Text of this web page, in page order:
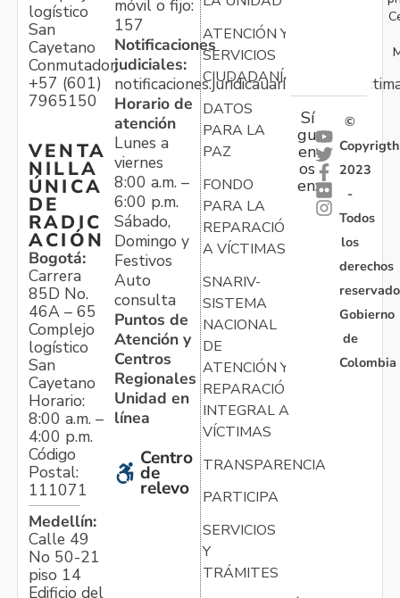
logístico
San
Cayetano
Conmutador:
+57 (601)
7965150
VENTA
NILLA
ÚNICA
DE
RADIC
ACIÓN
Bogotá:
Carrera
85D No.
46A – 65
Complejo
logístico
San
Cayetano
Horario:
8:00 a.m. –
4:00 p.m.
Código
Postal:
111071
Medellín:
Calle 49
No 50-21
piso 14
Edificio del
móvil o fijo:
157
Notificaciones
judiciales:
Horario de
atención
Lunes a
viernes
8:00 a.m. –
6:00 p.m.
Sábado,
Domingo y
Festivos
Auto
consulta
Puntos de
Atención y
Centros
Regionales
Unidad en
línea
Centro
de
relevo
ATENCIÓN Y
SERVICIOS
CIUDADANÍA
DATOS
PARA LA
PAZ
FONDO
PARA LA
REPARACIÓN
A VÍCTIMAS
SNARIV-
SISTEMA
NACIONAL
DE
ATENCIÓN Y
REPARACIÓN
INTEGRAL A
VÍCTIMAS
TRANSPARENCIA
PARTICIPA
SERVICIOS
Y
TRÁMITES
Sí
gu
en
os
en:
©
Copyrigth
2023
-
Todos
los
derechos
Gobierno
de
Colombia